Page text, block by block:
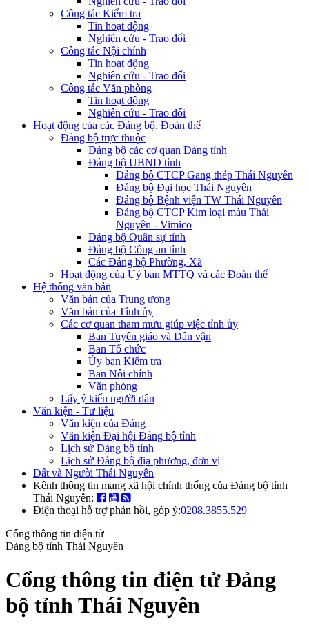
Công tác Kiểm tra
Tin hoạt động
Nghiên cứu - Trao đổi
Công tác Nội chính
Tin hoạt động
Nghiên cứu - Trao đổi
Công tác Văn phòng
Tin hoạt động
Nghiên cứu - Trao đổi
Hoạt động của các Đảng bộ, Đoàn thể
Đảng bộ trực thuộc
Đảng bộ các cơ quan Đảng tỉnh
Đảng bộ UBND tỉnh
Đảng bộ CTCP Gang thép Thái Nguyên
Đảng bộ Đại học Thái Nguyên
Đảng bộ Bệnh viện TW Thái Nguyên
Đảng bộ CTCP Kim loại màu Thái
Nguyên - Vimico
Đảng bộ Quân sự tỉnh
Đảng bộ Công an tỉnh
Các Đảng bộ Phường, Xã
Hoạt động của Uỷ ban MTTQ và các Đoàn thể
Hệ thống văn bản
Văn bản của Trung ương
Văn bản của Tỉnh ủy
Các cơ quan tham mưu giúp việc tỉnh ủy
Ban Tuyên giáo và Dân vận
Ban Tổ chức
Ủy ban Kiểm tra
Ban Nội chính
Văn phòng
Lấy ý kiến người dân
Văn kiện - Tư liệu
Văn kiện của Đảng
Văn kiện Đại hội Đảng bộ tỉnh
Lịch sử Đảng bộ tỉnh
Lịch sử Đảng bộ địa phương, đơn vị
Đất và Người Thái Nguyên
Kênh thông tin mạng xã hội chính thống của Đảng bộ tỉnh
Thái Nguyên:
Điện thoại hỗ trợ phản hồi, góp ý:0208.3855.529
Cổng thông tin điện tử
Đảng bộ tỉnh Thái Nguyên
Cổng thông tin điện tử Đảng
bộ tỉnh Thái Nguyên